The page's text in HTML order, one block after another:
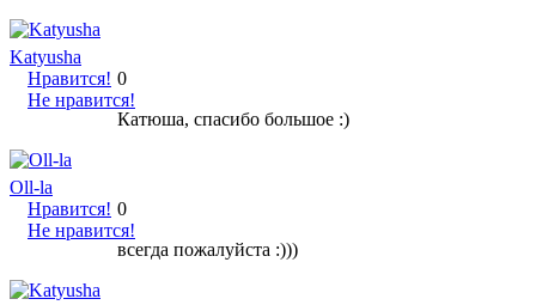
Katyusha
Нравится!
Не нравится!
0
Катюша, спасибо большое :)
Oll-la
Нравится!
Не нравится!
0
всегда пожалуйста :)))